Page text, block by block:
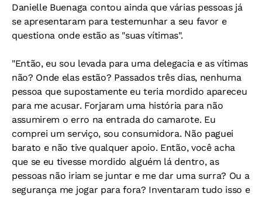
Danielle Buenaga contou ainda que várias pessoas já
se apresentaram para testemunhar a seu favor e
questiona onde estão as "suas vítimas".
"Então, eu sou levada para uma delegacia e as vítimas
não? Onde elas estão? Passados três dias, nenhuma
pessoa que supostamente eu teria mordido apareceu
para me acusar. Forjaram uma história para não
assumirem o erro na entrada do camarote. Eu
comprei um serviço, sou consumidora. Não paguei
barato e não tive qualquer apoio. Então, você acha
que se eu tivesse mordido alguém lá dentro, as
pessoas não iriam se juntar e me dar uma surra? Ou a
segurança me jogar para fora? Inventaram tudo isso e